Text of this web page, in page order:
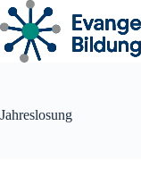
Zum
Inhalt
springen
Jahreslosung